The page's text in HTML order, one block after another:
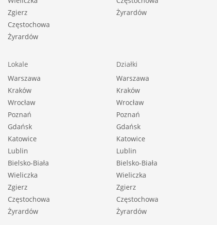
Zgierz
Częstochowa
Żyrardów
Żyrardów
Lokale
Warszawa
Kraków
Wrocław
Poznań
Gdańsk
Katowice
Lublin
Bielsko-Biała
Wieliczka
Zgierz
Częstochowa
Żyrardów
Działki
Warszawa
Kraków
Wrocław
Poznań
Gdańsk
Katowice
Lublin
Bielsko-Biała
Wieliczka
Zgierz
Częstochowa
Żyrardów